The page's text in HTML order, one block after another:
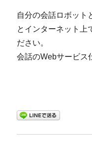
自分の会話ロボット
とインターネット上
ださい。
会話のWebサービス